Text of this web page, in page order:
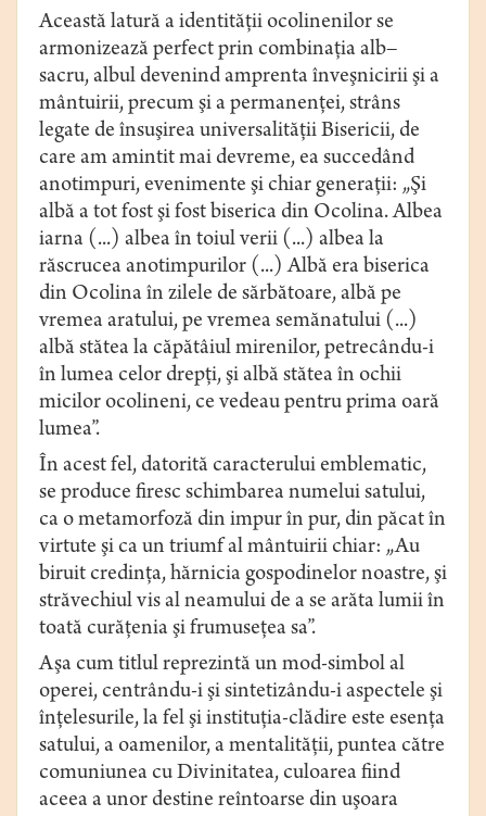
Această latură a identităţii ocolinenilor se
armonizează perfect prin combinaţia alb–
sacru, albul devenind amprenta înveşnicirii şi a
mântuirii, precum şi a permanenţei, strâns
legate de însuşirea universalităţii Bisericii, de
care am amintit mai devreme, ea succedând
anotimpuri, evenimente şi chiar generaţii: „Şi
albă a tot fost şi fost biserica din Ocolina. Albea
iarna (...) albea în toiul verii (...) albea la
răscrucea anotimpurilor (...) Albă era biserica
din Ocolina în zilele de sărbătoare, albă pe
vremea aratului, pe vremea semănatului (...)
albă stătea la căpătâiul mirenilor, petrecându-i
în lumea celor drepţi, şi albă stătea în ochii
micilor ocolineni, ce vedeau pentru prima oară
lumea”.
În acest fel, datorită caracterului emblematic,
se produce firesc schimbarea numelui satului,
ca o metamorfoză din impur în pur, din păcat în
virtute şi ca un triumf al mântuirii chiar: „Au
biruit credinţa, hărnicia gospodinelor noastre, şi
străvechiul vis al neamului de a se arăta lumii în
toată curăţenia şi frumuseţea sa”.
Aşa cum titlul reprezintă un mod-simbol al
operei, centrându-i şi sintetizându-i aspectele şi
înţelesurile, la fel şi instituţia-clădire este esenţa
satului, a oamenilor, a mentalităţii, puntea către
comuniunea cu Divinitatea, culoarea fiind
aceea a unor destine reîntoarse din uşoara